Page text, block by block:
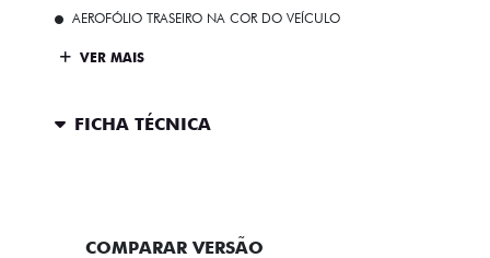
AEROFÓLIO TRASEIRO NA COR DO VEÍCULO
VER MAIS
FICHA TÉCNICA
COMPARAR VERSÃO